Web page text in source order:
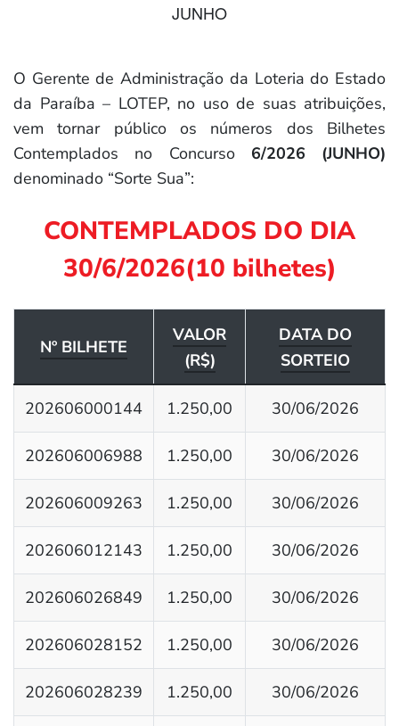
JUNHO
O Gerente de Administração da Loteria do Estado
da Paraíba – LOTEP, no uso de suas atribuições,
vem tornar público os números dos Bilhetes
Contemplados no Concurso 6/2026 (JUNHO)
denominado “Sorte Sua”:
CONTEMPLADOS DO DIA
30/6/2026(10 bilhetes)
Nº BILHETE
VALOR
(R$)
DATA DO
SORTEIO
202606000144 1.250,00 30/06/2026
202606006988 1.250,00 30/06/2026
202606009263 1.250,00 30/06/2026
202606012143 1.250,00 30/06/2026
202606026849 1.250,00 30/06/2026
202606028152 1.250,00 30/06/2026
202606028239 1.250,00 30/06/2026